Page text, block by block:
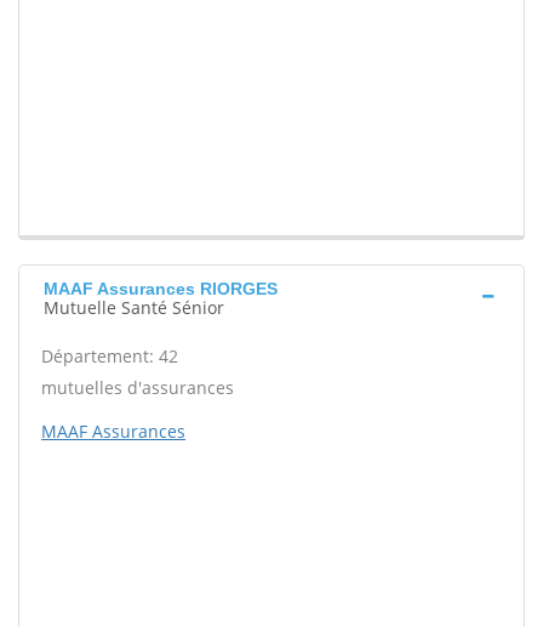
MAAF Assurances RIORGES
Mutuelle Santé Sénior
Département: 42
mutuelles d'assurances
MAAF Assurances